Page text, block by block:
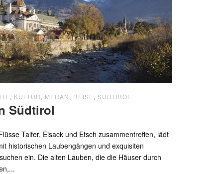
, KULTUR, MERAN, REISE, SÜDTIROL
Südtirol
Talfer, Eisack und Etsch zusammentreffen, lädt
historischen Laubengängen und exquisiten
ein. Die alten Lauben, die die Häuser durch